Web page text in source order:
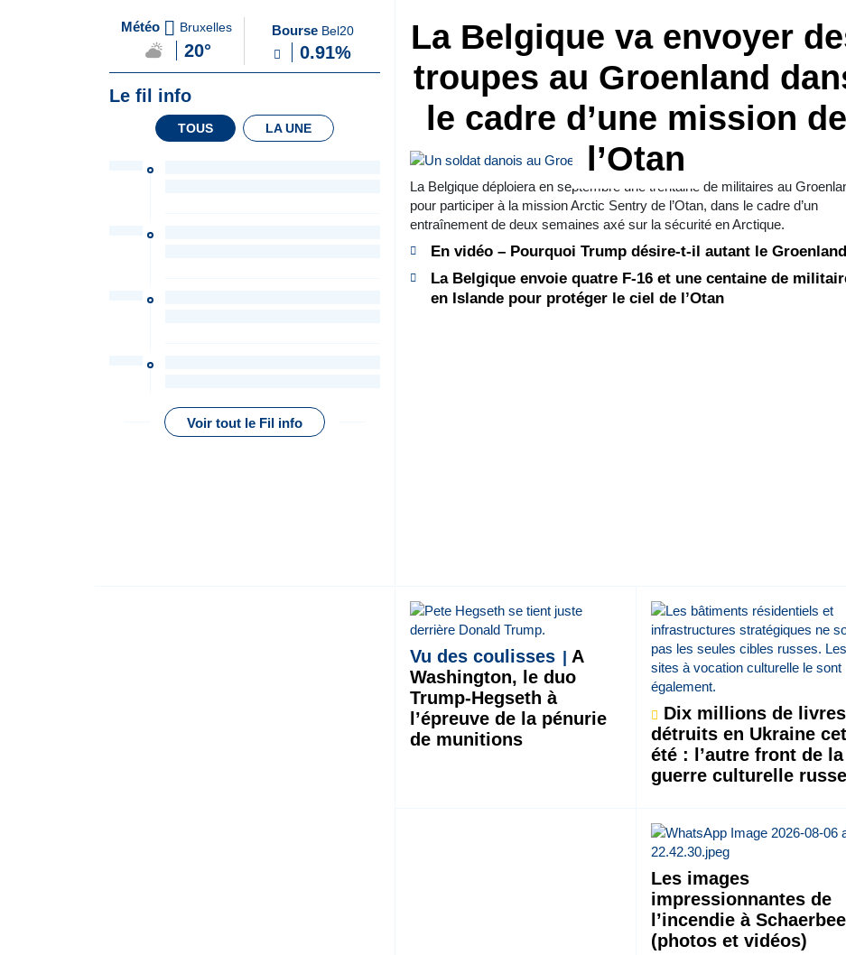
du Soir
Une
La Belgique va envoyer
troupes au Groenland
le cadre d’une mission de
l’Otan
La Belgique déploiera en septembre une trentaine de militaires au
pour participer à la mission Arctic Sentry de l’Otan, dans le cadre d’un
entraînement de deux semaines axé sur la sécurité en Arctique.
En vidéo – Pourquoi Trump désire-t-il autant le
La Belgique envoie quatre F-16 et une centaine de
en Islande pour protéger le ciel de l’Otan
Vu des coulisses
A
Washington, le duo
Trump-Hegseth à
l’épreuve de la pénurie
de munitions
Dix millions de livres
détruits en Ukraine cet
été : l’autre front de la
guerre culturelle russe
Les images
impressionnantes de
l’incendie à
(photos et vidéos)
Météo Bruxelles
20°
Bourse Bel20
0.91%
Le fil info
LA UNE
TOUS
Voir tout le Fil info